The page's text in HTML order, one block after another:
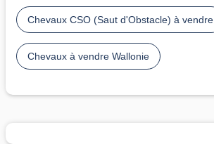
Chevaux CSO (Saut d'Obstacle) à vendre
Chevaux à vendre Wallonie